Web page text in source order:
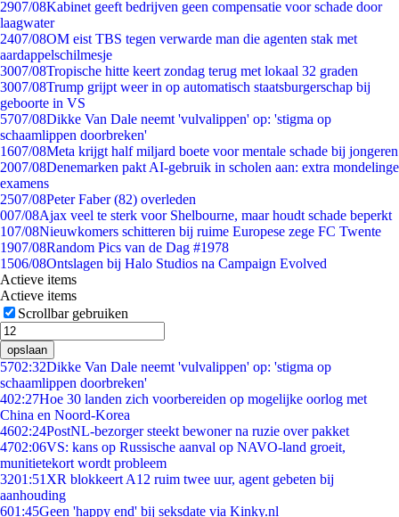
2907/08Kabinet geeft bedrijven geen compensatie voor schade door
laagwater
2407/08OM eist TBS tegen verwarde man die agenten stak met
aardappelschilmesje
3007/08Tropische hitte keert zondag terug met lokaal 32 graden
3007/08Trump grijpt weer in op automatisch staatsburgerschap bij
geboorte in VS
5707/08Dikke Van Dale neemt 'vulvalippen' op: 'stigma op
schaamlippen doorbreken'
1607/08Meta krijgt half miljard boete voor mentale schade bij jongeren
2007/08Denemarken pakt AI-gebruik in scholen aan: extra mondelinge
examens
2507/08Peter Faber (82) overleden
007/08Ajax veel te sterk voor Shelbourne, maar houdt schade beperkt
107/08Nieuwkomers schitteren bij ruime Europese zege FC Twente
1907/08Random Pics van de Dag #1978
1506/08Ontslagen bij Halo Studios na Campaign Evolved
Actieve items
Actieve items
Scrollbar gebruiken
opslaan
5702:32Dikke Van Dale neemt 'vulvalippen' op: 'stigma op
schaamlippen doorbreken'
402:27Hoe 30 landen zich voorbereiden op mogelijke oorlog met
China en Noord-Korea
4602:24PostNL-bezorger steekt bewoner na ruzie over pakket
4702:06VS: kans op Russische aanval op NAVO-land groeit,
munitietekort wordt probleem
3201:51 XR blokkeert A12 ruim twee uur, agent gebeten bij
aanhouding
601:45Geen 'happy end' bij seksdate via Kinky.nl